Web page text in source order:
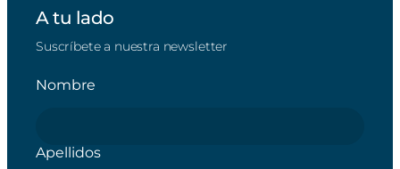
A tu lado
Suscríbete a nuestra newsletter
Nombre
Apellidos